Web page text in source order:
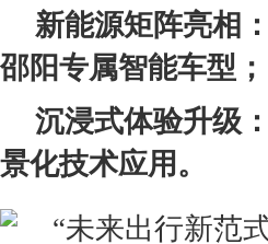
新能源矩阵亮相
邵阳专属智能车型；
沉浸式体验升级
景化技术应用。